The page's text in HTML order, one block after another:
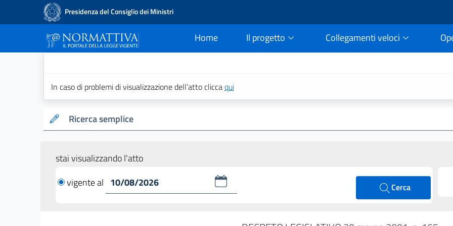
Presidenza del Consiglio dei Ministri
Home
current Il progetto Collegamenti veloci
In caso di problemi di visualizzazione dell’atto cliccaqui
Ricerca semplice
stai visualizzando l'atto
vigente al
Cerca